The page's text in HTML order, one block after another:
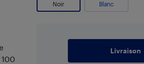
Noir Blanc
Livraison